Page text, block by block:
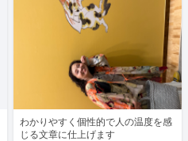
わかりやすく個性的で人の温度を感
じる文章に仕上げます